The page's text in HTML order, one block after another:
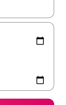
alas-